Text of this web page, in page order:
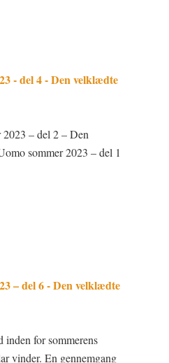
- del 4 - Den velklædte
– del 2 – Den
sommer 2023 – del 1
– del 6 - Den velklædte
for sommerens
vinder. En gennemgang